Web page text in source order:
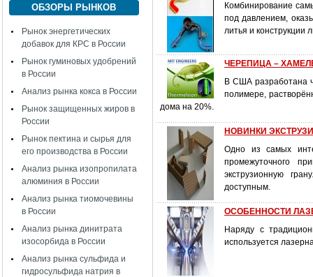
ОБЗОРЫ РЫНКОВ
Рынок энергетических
добавок для КРС в России
Рынок гуминовых удобрений
в России
Анализ рынка кокса в России
Рынок защищенных жиров в
России
Рынок пектина и сырья для
его производства в России
Анализ рынка изопропилата
алюминия в России
Анализ рынка тиомочевины
в России
Анализ рынка динитрата
изосорбида в России
Анализ рынка сульфида и
гидросульфида натрия в
Комбинирование
под давлением,
литья и конструкции
ЧЕРЕПИЦА –
В США разработана
полимере,
дома на 20%.
НОВИНКИ
Одно из самых
промежуточного
экструзионную
доступным.
ОСОБЕННОСТИ
Наряду с
используется